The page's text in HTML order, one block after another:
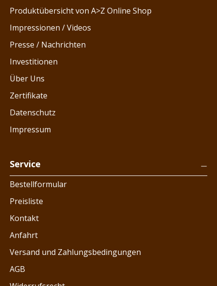
Produktübersicht von A>Z Online Shop
Impressionen / Videos
Presse / Nachrichten
Investitionen
Über Uns
Zertifikate
Datenschutz
Impressum
Service
Bestellformular
Preisliste
Kontakt
Anfahrt
Versand und Zahlungsbedingungen
AGB